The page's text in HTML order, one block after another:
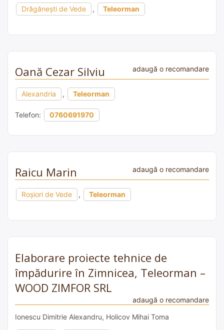
Drăgănești de Vede , Teleorman
Oană Cezar Silviu adaugă o recomandare
Alexandria , Teleorman
Telefon: 0760691970
Raicu Marin adaugă o recomandare
Roșiori de Vede , Teleorman
Elaborare proiecte tehnice de
împădurire în Zimnicea, Teleorman –
WOOD ZIMFOR SRL
adaugă o recomandare
Ionescu Dimitrie Alexandru, Holicov Mihai Toma